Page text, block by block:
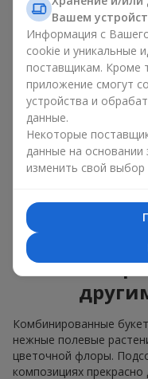
яркие букеты с
Единственный нюанс:
доступные для
Классический букет с
природную форму и
Крупные цветы и
которые подходят как
просто как приятный
Комбинированные
нежные полевые
цветочной флоры.
композициях
Вашем
Информация с
cookie и уникальные
поставщикам. Кроме
приложение смогут
устройства и
данные.
Некоторые
данные на
изменить свой выбор